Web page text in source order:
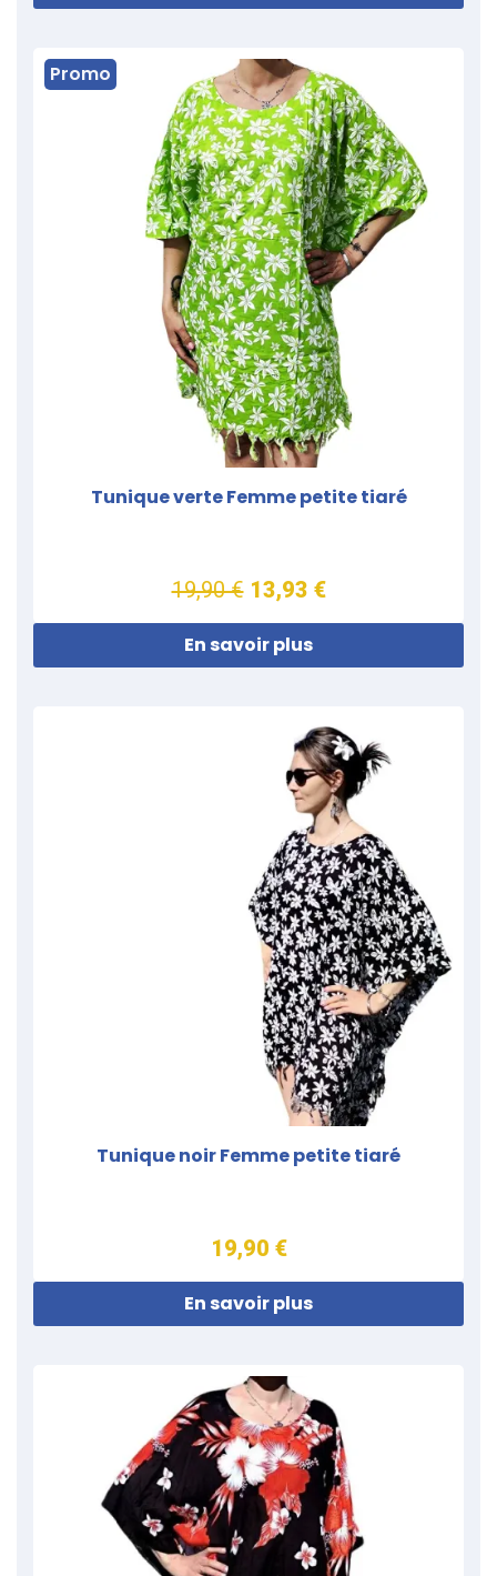
Promo
Tunique verte Femme petite tiaré
19,90 € 13,93 €
En savoir plus
Tunique noir Femme petite tiaré
19,90 €
En savoir plus